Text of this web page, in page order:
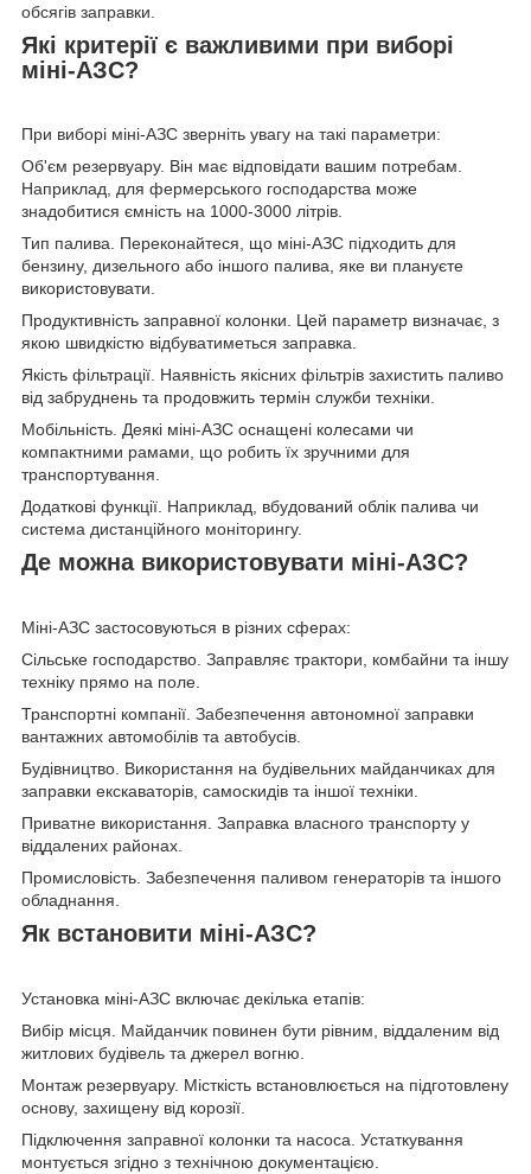
обсягів заправки.
Які критерії є важливими при виборі
міні-АЗС?
При виборі міні-АЗС зверніть увагу на такі параметри:
Об'єм резервуару. Він має відповідати вашим потребам.
Наприклад, для фермерського господарства може
знадобитися ємність на 1000-3000 літрів.
Тип палива. Переконайтеся, що міні-АЗС підходить для
бензину, дизельного або іншого палива, яке ви плануєте
використовувати.
Продуктивність заправної колонки. Цей параметр визначає, з
якою швидкістю відбуватиметься заправка.
Якість фільтрації. Наявність якісних фільтрів захистить паливо
від забруднень та продовжить термін служби техніки.
Мобільність. Деякі міні-АЗС оснащені колесами чи
компактними рамами, що робить їх зручними для
транспортування.
Додаткові функції. Наприклад, вбудований облік палива чи
система дистанційного моніторингу.
Де можна використовувати міні-АЗС?
Міні-АЗС застосовуються в різних сферах:
Сільське господарство. Заправляє трактори, комбайни та іншу
техніку прямо на поле.
Транспортні компанії. Забезпечення автономної заправки
вантажних автомобілів та автобусів.
Будівництво. Використання на будівельних майданчиках для
заправки екскаваторів, самоскидів та іншої техніки.
Приватне використання. Заправка власного транспорту у
віддалених районах.
Промисловість. Забезпечення паливом генераторів та іншого
обладнання.
Як встановити міні-АЗС?
Установка міні-АЗС включає декілька етапів:
Вибір місця. Майданчик повинен бути рівним, віддаленим від
житлових будівель та джерел вогню.
Монтаж резервуару. Місткість встановлюється на підготовлену
основу, захищену від корозії.
Підключення заправної колонки та насоса. Устаткування
монтується згідно з технічною документацією.